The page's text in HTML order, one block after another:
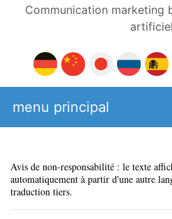
Communication marketing
menu principal
Avis de non-responsabilité : le texte
automatiquement à partir d'une autre
traduction tiers.